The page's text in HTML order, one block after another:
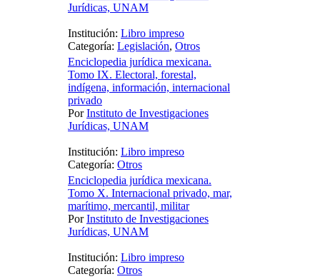
Jurídicas, UNAM
Institución: Libro impreso
Categoría: Legislación, Otros
Enciclopedia jurídica mexicana.
Tomo IX. Electoral, forestal,
indígena, información, internacional
privado
PorInstituto de Investigaciones
Jurídicas, UNAM
Institución: Libro impreso
Categoría: Otros
Enciclopedia jurídica mexicana.
Tomo X. Internacional privado, mar,
marítimo, mercantil, militar
PorInstituto de Investigaciones
Jurídicas, UNAM
Institución: Libro impreso
Categoría: Otros